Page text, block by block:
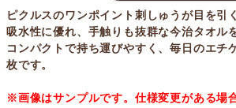
ピクルスのワンポイント刺しゅうが目を引
吸水性に優れ、手触りも抜群な今治タオル
コンパクトで持ち運びやすく、毎日のエチ
枚です。
※画像はサンプルです。仕様変更がある場